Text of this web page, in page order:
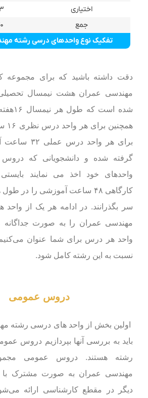
تفکیک نوع واحدهای درسی رشته
اختیاری
جمع
دقت داشته باشید که برای مجموعه
مهندسی عمران هشت نیمسال
شده است
برای هر واحد
گرفته شده و دانشجویانی که دروس
واحدهای خود اخذ می نمایند
کارگاهی ۴۸ ساعت آموزشی را
سر بگذرانند. در ادامه هر یک از
مهندسی عمران را به صورت جداگانه و
واحد هر درس برای شما عنوان
نسبت به این رشته کامل شود.
دروس عمومی
اولین بخش از واحد های درسی رشته
باید به بررسی آنها بپردازیم دروس
رشته هستند. دروس عمومی
مهندسی عمران به صورت مشترک با
دیگر در مقطع کارشناسی ارائه